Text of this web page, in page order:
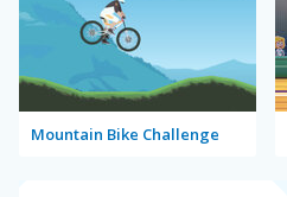
Mountain Bike Challenge